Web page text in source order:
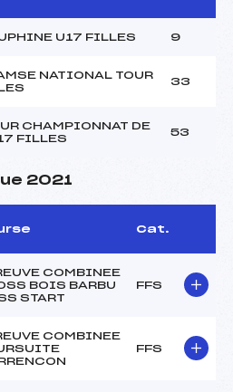
U17 FILLES 9
NATIONAL TOUR
33
CHAMPIONNAT DE
FILLES
53
2021
Cat.
COMBINEE
BOIS BARBU
START
FFS
COMBINEE
FFS